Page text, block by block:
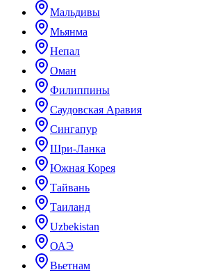
Мальдивы
Мьянма
Непал
Оман
Филиппины
Саудовская Аравия
Сингапур
Шри-Ланка
Южная Корея
Тайвань
Таиланд
Uzbekistan
ОАЭ
Вьетнам